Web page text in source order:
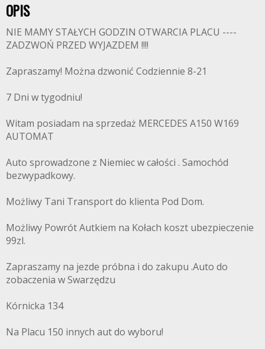
OPIS
NIE MAMY STAŁYCH GODZIN OTWARCIA PLACU ----
ZADZWOŃ PRZED WYJAZDEM !!!!
Zapraszamy! Można dzwonić Codziennie 8-21
7 Dni w tygodniu!
Witam posiadam na sprzedaż MERCEDES A150 W169
AUTOMAT
Auto sprowadzone z Niemiec w całości . Samochód
bezwypadkowy.
Możliwy Tani Transport do klienta Pod Dom.
Możliwy Powrót Autkiem na Kołach koszt ubezpieczenie
99zl.
Zapraszamy na jezde próbna i do zakupu .Auto do
zobaczenia w Swarzędzu
Kórnicka 134
Na Placu 150 innych aut do wyboru!